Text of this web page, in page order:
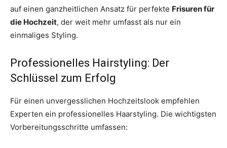
auf einen ganzheitlichen Ansatz für perfekte Frisuren für
die Hochzeit, der weit mehr umfasst als nur ein
einmaliges Styling.
Professionelles Hairstyling: Der
Schlüssel zum Erfolg
Für einen unvergesslichen Hochzeitslook empfehlen
Experten ein professionelles Haarstyling. Die wichtigsten
Vorbereitungsschritte umfassen: